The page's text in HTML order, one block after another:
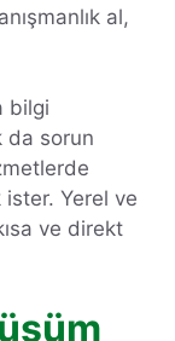
al,
bilgi
da sorun
Yerel ve
ve direkt